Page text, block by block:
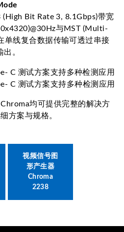
(High Bit Rate 3, 8.1Gbps)带宽
与MST (Multi-
单线复合数据传输可透过串接
。
C 测试方案支持多种检测应用
均可提供完整的解决方
方案与规格。
视频信号图
形产生器
Chroma
2238